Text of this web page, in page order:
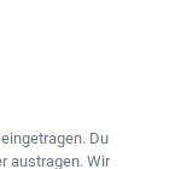
Du
austragen. Wir